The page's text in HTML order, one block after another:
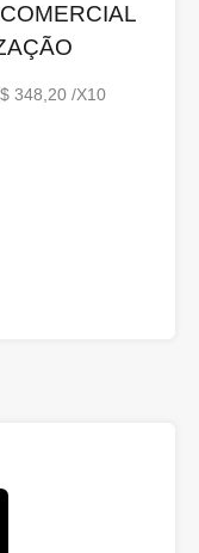
348,20 /X10